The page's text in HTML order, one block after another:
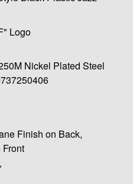
Logo
Nickel Plated Steel
Finish on Back,